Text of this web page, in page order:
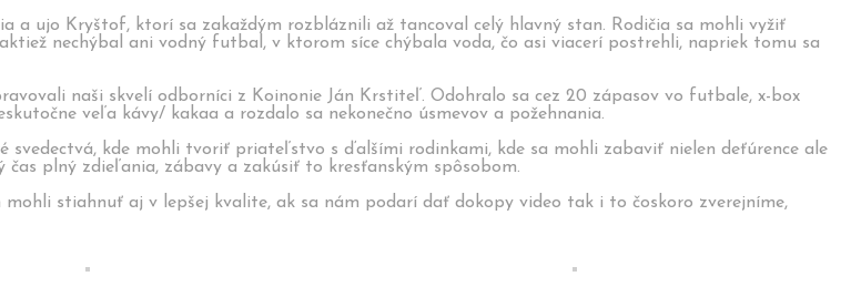
a ujo Kryštof, ktorí sa zakaždým rozbláznili až tancoval celý hlavný stan. Rodičia sa mohli vyžiť
nechýbal ani vodný futbal, v ktorom síce chýbala voda, čo asi viacerí postrehli, napriek tomu sa
naši skvelí odborníci z Koinonie Ján Krstiteľ. Odohralo sa cez 20 zápasov vo futbale, x-box
veľa kávy/ kakaa a rozdalo sa nekonečno úsmevov a požehnania.
kde mohli tvoriť priateľstvo s ďalšími rodinkami, kde sa mohli zabaviť nielen deťúrence ale
plný zdieľania, zábavy a zakúsiť to kresťanským spôsobom.
mohli stiahnuť aj v lepšej kvalite, ak sa nám podarí dať dokopy video tak i to čoskoro zverejníme,